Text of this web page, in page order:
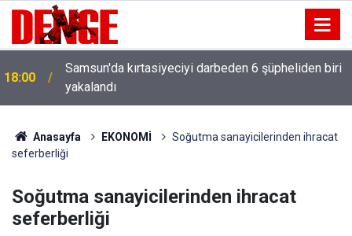
18:00
Samsun'da kırtasiyeciyi darbeden 6 şüpheliden biri
yakalandı
Anasayfa EKONOMİ
Soğutma sanayicilerinden ihracat
seferberliği
Soğutma sanayicilerinden ihracat
seferberliği